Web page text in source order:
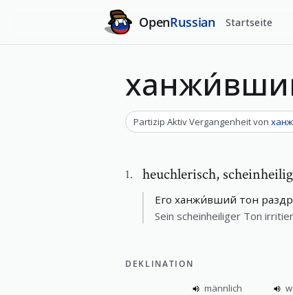
OpenRussian Startseite
Partizip Aktiv Vergangenheitvon
1. heuchlerisch,
Его ханжи́вший тон
Sein scheinheiliger Ton
DEKLINATION
männlich